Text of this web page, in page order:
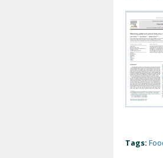
Tags: